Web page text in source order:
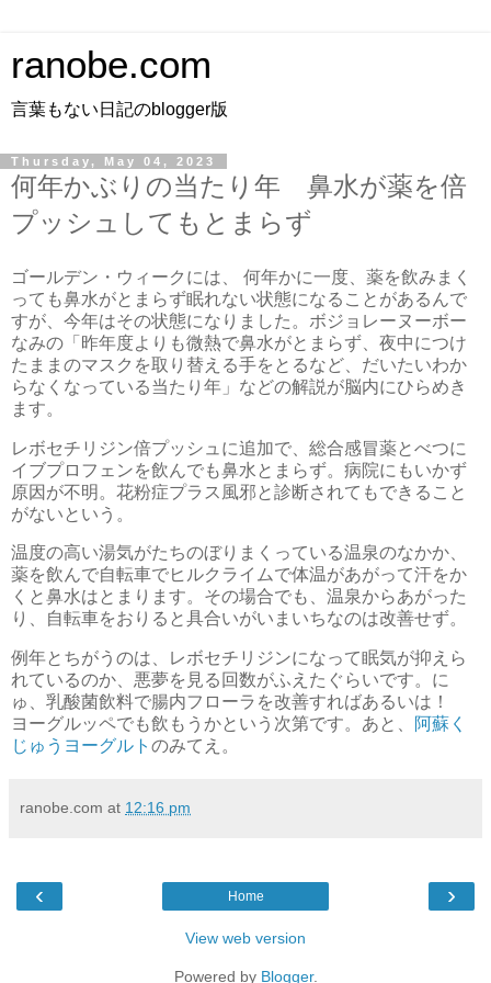
ranobe.com
言葉もない日記のblogger版
Thursday, May 04, 2023
何年かぶりの当たり年 鼻水が薬を倍
プッシュしてもとまらず
ゴールデン・ウィークには、 何年かに一度、薬を飲みまく
っても鼻水がとまらず眠れない状態になることがあるんで
すが、今年はその状態になりました。ボジョレーヌーボー
なみの「昨年度よりも微熱で鼻水がとまらず、夜中につけ
たままのマスクを取り替える手をとるなど、だいたいわか
らなくなっている当たり年」などの解説が脳内にひらめき
ます。
レボセチリジン倍プッシュに追加で、総合感冒薬とべつに
イブプロフェンを飲んでも鼻水とまらず。病院にもいかず
原因が不明。花粉症プラス風邪と診断されてもできること
がないという。
温度の高い湯気がたちのぼりまくっている温泉のなかか、
薬を飲んで自転車でヒルクライムで体温があがって汗をか
くと鼻水はとまります。その場合でも、温泉からあがった
り、自転車をおりると具合いがいまいちなのは改善せず。
例年とちがうのは、レボセチリジンになって眠気が抑えら
れているのか、悪夢を見る回数がふえたぐらいです。に
ゅ、乳酸菌飲料で腸内フローラを改善すればあるいは！
ヨーグルッペでも飲もうかという次第です。あと、
阿蘇く
じゅうヨーグルト のみてえ。
ranobe.com at 12:16 pm
‹ ›
Home
View web version
Powered by Blogger.